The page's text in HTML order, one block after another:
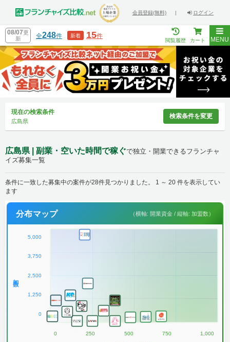
会員登録(無料) | ログイン
08/07更
新
全248件 新着 15件
閲覧履歴 カート MENU
現在の検索条件
広島県
検索条件を変更
広島県 | 副業・空いた時間で稼ぐで独立・開業できるフランチャ
イズ募集一覧
条件に一致した募集中の案件が28件見つかりました。 1 ～ 20 件を表示してい
ます
分布マップ （横軸: 開業資金 / 縦軸: 加盟数）
5,000
3,750
2,500
1,250
0
0 250 500 750 1,000